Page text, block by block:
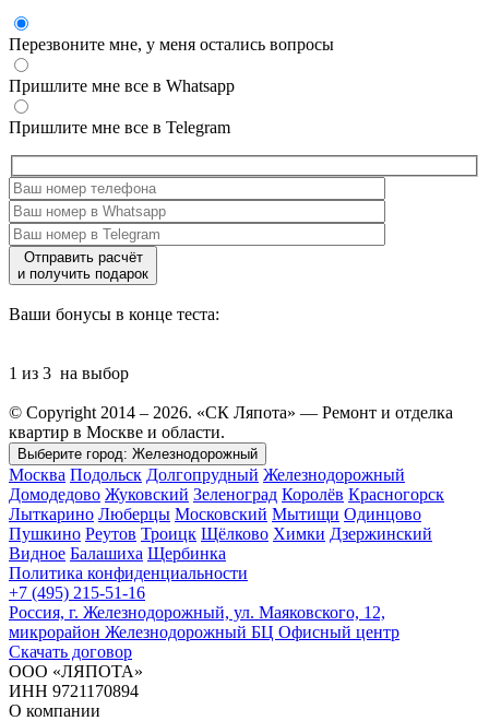
Перезвоните мне, у меня остались вопросы
Пришлите мне все в Whatsapp
Пришлите мне все в Telegram
Отправить расчёт
и получить подарок
Ваши бонусы в конце теста:
1 из 3 на выбор
© Copyright 2014 – 2026. «СК Ляпота» — Ремонт и отделка
квартир в Москве и области.
Выберите город: Железнодорожный
Москва Подольск Долгопрудный Железнодорожный
Домодедово Жуковский Зеленоград Королёв Красногорск
Лыткарино Люберцы Московский Мытищи Одинцово
Пушкино Реутов Троицк Щёлково Химки Дзержинский
Видное Балашиха Щербинка
Политика конфиденциальности
+7 (495) 215-51-16
Россия, г. Железнодорожный, ул. Маяковского, 12,
микрорайон Железнодорожный БЦ Офисный центр
Скачать договор
ООО «ЛЯПОТА»
ИНН 9721170894
О компании